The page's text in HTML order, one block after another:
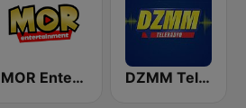
MOR Entertainment DZMM TeleRadyo